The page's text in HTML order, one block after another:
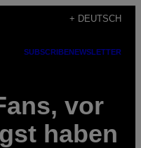
+ DEUTSCH
SUBSCRIBENEWSLETTER
vor
haben